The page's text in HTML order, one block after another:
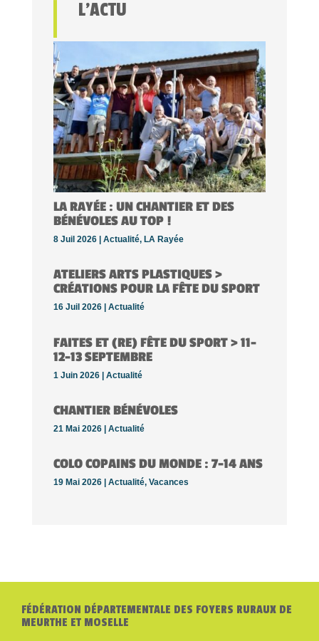
L’ACTU
LA RAYÉE : UN CHANTIER ET DES
BÉNÉVOLES AU TOP !
8 Juil 2026 | Actualité, LA Rayée
ATELIERS ARTS PLASTIQUES >
CRÉATIONS POUR LA FÊTE DU SPORT
16 Juil 2026 | Actualité
FAITES ET (RE) FÊTE DU SPORT > 11-
12-13 SEPTEMBRE
1 Juin 2026 | Actualité
CHANTIER BÉNÉVOLES
21 Mai 2026 | Actualité
COLO COPAINS DU MONDE : 7-14 ANS
19 Mai 2026 | Actualité, Vacances
FÉDÉRATION DÉPARTEMENTALE DES FOYERS RURAUX DE
MEURTHE ET MOSELLE